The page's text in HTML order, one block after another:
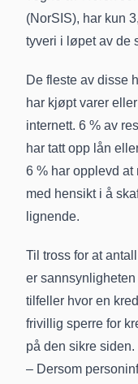
(NorSIS), har kun
tyveri i løpet av de
De fleste av disse
har kjøpt varer
internett. 6 % av
har tatt opp lån
6 % har opplevd
med hensikt i å
lignende.
Til tross for at
er
tilfeller hvor en
frivillig sperre for
på den sikre siden.
– Dersom